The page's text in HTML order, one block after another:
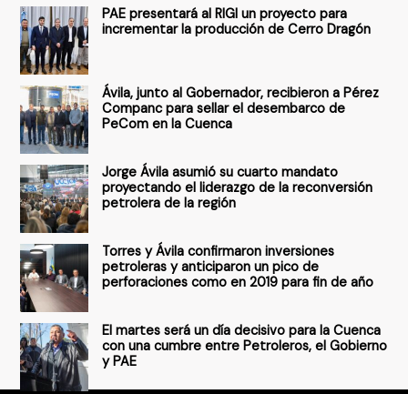
c
a
r
o
r
:
PAE presentará al RIGI un proyecto para
incrementar la producción de Cerro Dragón
Ávila, junto al Gobernador, recibieron a Pérez
Companc para sellar el desembarco de
PeCom en la Cuenca
Jorge Ávila asumió su cuarto mandato
proyectando el liderazgo de la reconversión
petrolera de la región
Torres y Ávila confirmaron inversiones
petroleras y anticiparon un pico de
perforaciones como en 2019 para fin de año
El martes será un día decisivo para la Cuenca
con una cumbre entre Petroleros, el Gobierno
y PAE